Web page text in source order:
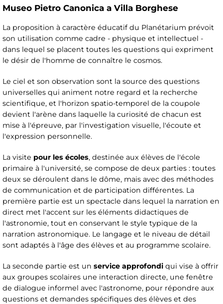
Museo Pietro Canonica a Villa Borghese
La proposition à caractère éducatif du Planétarium prévoit
son utilisation comme cadre - physique et intellectuel -
dans lequel se placent toutes les questions qui expriment
le désir de l'homme de connaître le cosmos.
Le ciel et son observation sont la source des questions
universelles qui animent notre regard et la recherche
scientifique, et l'horizon spatio-temporel de la coupole
devient l'arène dans laquelle la curiosité de chacun est
mise à l'épreuve, par l'investigation visuelle, l'écoute et
l'expression personnelle.
La visite pour les écoles, destinée aux élèves de l'école
primaire à l'université, se compose de deux parties : toutes
deux se déroulent dans le dôme, mais avec des méthodes
de communication et de participation différentes. La
première partie est un spectacle dans lequel la narration en
direct met l'accent sur les éléments didactiques de
l'astronomie, tout en conservant le style typique de la
narration astronomique. Le langage et le niveau de détail
sont adaptés à l'âge des élèves et au programme scolaire.
La seconde partie est un service approfondi qui vise à offrir
aux groupes scolaires une interaction directe, une fenêtre
de dialogue informel avec l'astronome, pour répondre aux
questions et demandes spécifiques des élèves et des